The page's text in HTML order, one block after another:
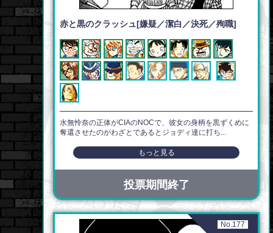
赤と黒のクラッシュ[嫌疑／潔白／決死／殉職]
水無怜奈の正体がCIAのNOCで、彼女の身柄を黒ずくめに
奪還させたのがわざとであるとジョディ達に打ち...
もっと見る
投票期間終了
No.177